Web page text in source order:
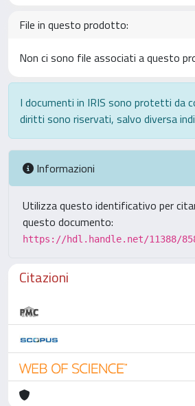
File in questo prodotto:
Non ci sono file associati a questo
I documenti in IRIS sono protetti da
diritti sono riservati, salvo diversa
Informazioni
Utilizza questo identificativo per
questo documento:
https://hdl.handle.net/11388/
Citazioni